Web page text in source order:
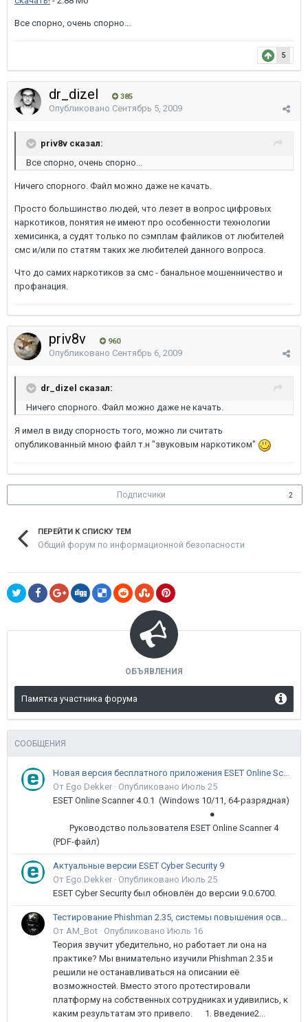
Все спорно, очень спорно...
5
dr_dizel 385
Опубликовано Сентябрь 5, 2009
priv8v сказал:
Все спорно, очень спорно...
Ничего спорного. Файл можно даже не качать.
Просто большинство людей, что лезет в вопрос цифровых
наркотиков, понятия не имеют про особенности технологии
хемисинка, а судят только по сэмплам файликов от любителей
смс и/или по статям таких же любителей данного вопроса.
Что до самих наркотиков за смс - банальное мошенничество и
профанация.
priv8v 960
Опубликовано Сентябрь 6, 2009
dr_dizel сказал:
Ничего спорного. Файл можно даже не качать.
Я имел в виду спорность того, можно ли считать
опубликованный мною файл т.н "звуковым наркотиком"
Подписчики 2
ПЕРЕЙТИ К СПИСКУ ТЕМ
Общий форум по информационной безопасности
ОБЪЯВЛЕНИЯ
Памятка участника форума
СООБЩЕНИЯ
Новая версия бесплатного приложения ESET Online Scanner доступна пользователям
От Ego Dekker · Опубликовано Июль 25
ESET Online Scanner 4.0.1 (Windows 10/11, 64-разрядная)
●
Руководство пользователя ESET Online Scanner 4
(PDF-файл)
Актуальные версии ESET Cyber Security 9
От Ego Dekker · Опубликовано Июль 25
ESET Cyber Security был обновлён до версии 9.0.6700.
Тестирование Phishman 2.35, системы повышения осведомлённости пользователей в сфере ИБ
От AM_Bot · Опубликовано Июль 16
Теория звучит убедительно, но работает ли она на
практике? Мы внимательно изучили Phishman 2.35 и
решили не останавливаться на описании её
возможностей. Вместо этого протестировали
платформу на собственных сотрудниках и удивились, к
каким результатам это привело. 1. Введение2...